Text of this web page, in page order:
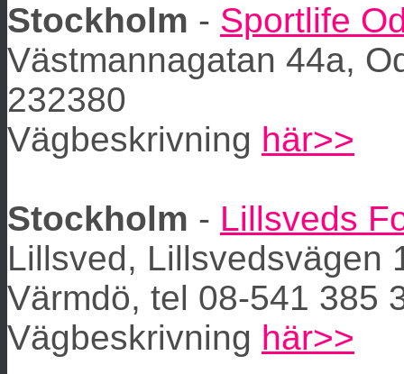
Stockholm - Sportlife
Västmannagatan 44a,
232380
Vägbeskrivning här>>
Stockholm - Lillsveds
Lillsved, Lillsvedsvägen
Värmdö, tel 08-541 385
Vägbeskrivning här>>